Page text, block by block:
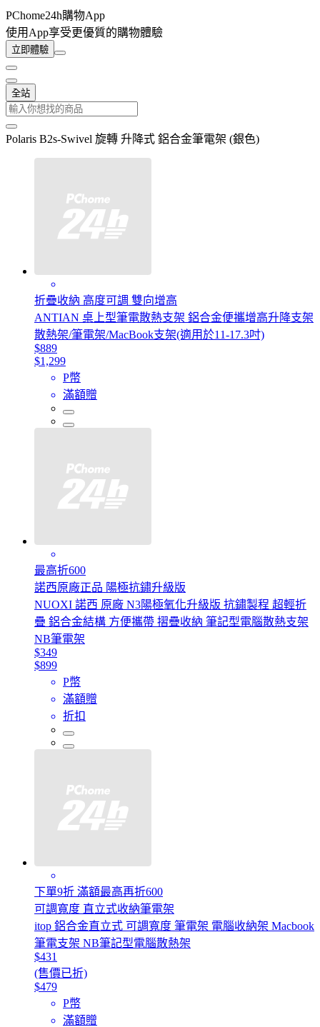
PChome24h購物App
使用App享受更優質的購物體驗
立即體驗
全站
Polaris B2s-Swivel 旋轉 升降式 鋁合金筆電架 (銀色)
折疊收納 高度可調 雙向增高
ANTIAN 桌上型筆電散熱支架 鋁合金便攜增高升降支架
散熱架/筆電架/MacBook支架(適用於11-17.3吋)
$889
$1,299
P幣
滿額贈
最高折600
諾西原廠正品 陽極抗鏽升級版
NUOXI 諾西 原廠 N3陽極氧化升級版 抗鏽製程 超輕折
疊 鋁合金結構 方便攜帶 摺疊收納 筆記型電腦散熱支架
NB筆電架
$349
$899
P幣
滿額贈
折扣
下單9折 滿額最高再折600
可調寬度 直立式收納筆電架
itop 鋁合金直立式 可調寬度 筆電架 電腦收納架 Macbook
筆電支架 NB筆記型電腦散熱架
$431
(售價已折)
$479
P幣
滿額贈